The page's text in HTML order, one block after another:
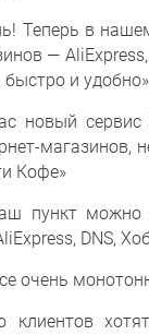
Теперь в
—
и удобно»
новый
магазинов,
Кофе»
пункт можно
DNS,
очень
клиентов